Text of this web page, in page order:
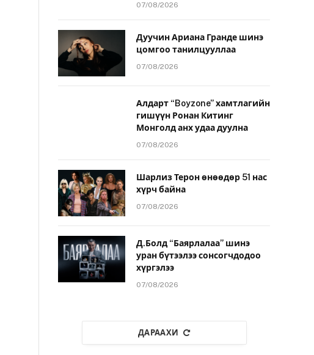
07/08/2026
Дуучин Ариана Гранде шинэ
цомгоо танилцууллаа
07/08/2026
Алдарт “Boyzone” хамтлагийн
гишүүн Ронан Китинг
Монголд анх удаа дуулна
07/08/2026
Шарлиз Терон өнөөдөр 51 нас
хүрч байна
07/08/2026
Д.Болд “Баярлалаа” шинэ
уран бүтээлээ сонсогчдодоо
хүргэлээ
07/08/2026
ДАРААХИ